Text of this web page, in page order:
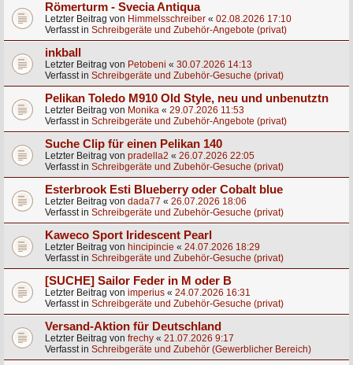
Römerturm - Svecia Antiqua
Letzter Beitrag von Himmelsschreiber « 02.08.2026 17:10
Verfasst in Schreibgeräte und Zubehör-Angebote (privat)
inkball
Letzter Beitrag von Petobeni « 30.07.2026 14:13
Verfasst in Schreibgeräte und Zubehör-Gesuche (privat)
Pelikan Toledo M910 Old Style, neu und unbenutztn
Letzter Beitrag von Monika « 29.07.2026 11:53
Verfasst in Schreibgeräte und Zubehör-Angebote (privat)
Suche Clip für einen Pelikan 140
Letzter Beitrag von pradella2 « 26.07.2026 22:05
Verfasst in Schreibgeräte und Zubehör-Gesuche (privat)
Esterbrook Esti Blueberry oder Cobalt blue
Letzter Beitrag von dada77 « 26.07.2026 18:06
Verfasst in Schreibgeräte und Zubehör-Gesuche (privat)
Kaweco Sport Iridescent Pearl
Letzter Beitrag von hincipincie « 24.07.2026 18:29
Verfasst in Schreibgeräte und Zubehör-Gesuche (privat)
[SUCHE] Sailor Feder in M oder B
Letzter Beitrag von imperius « 24.07.2026 16:31
Verfasst in Schreibgeräte und Zubehör-Gesuche (privat)
Versand-Aktion für Deutschland
Letzter Beitrag von frechy « 21.07.2026 9:17
Verfasst in Schreibgeräte und Zubehör (Gewerblicher Bereich)